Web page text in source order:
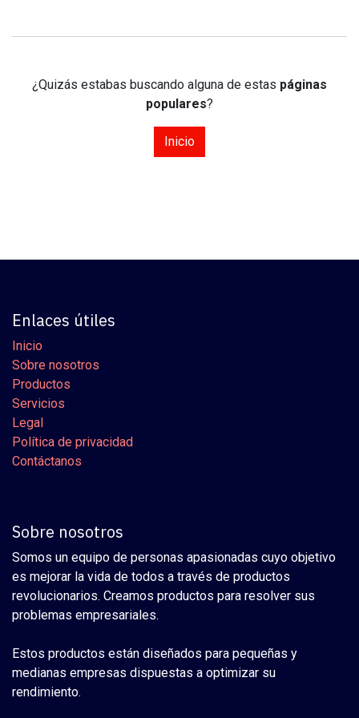
¿Quizás estabas buscando alguna de estas páginas
populares?
Inicio
Enlaces útiles
Inicio
Sobre nosotros
Productos
Servicios
Legal
Política de privacidad
Contáctanos
Sobre nosotros
Somos un equipo de personas apasionadas cuyo objetivo
es mejorar la vida de todos a través de productos
revolucionarios. Creamos productos para resolver sus
problemas empresariales.
Estos productos están diseñados para pequeñas y
medianas empresas dispuestas a optimizar su
rendimiento.